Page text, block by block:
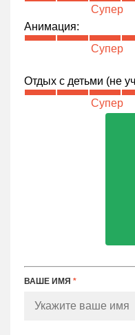
Супер
Анимация:
Супер
Отдых с детьми (не
Супер
ВАШЕ ИМЯ *